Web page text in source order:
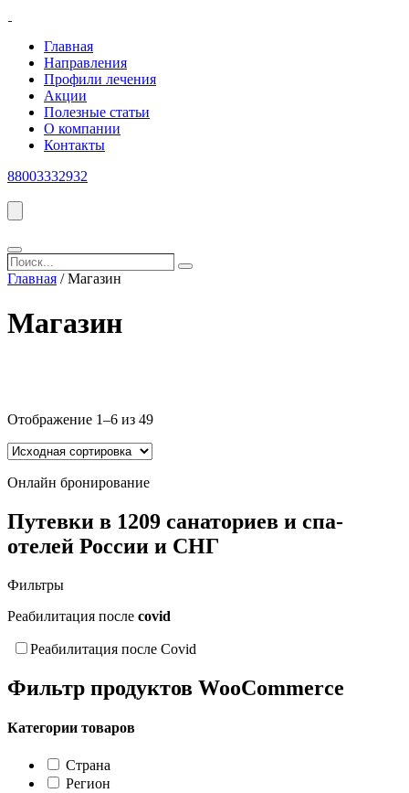
Главная
Направления
Профили лечения
Акции
Полезные статьи
О компании
Контакты
88003332932
Поиск...
Search
Главная / Магазин
Магазин
Страна
Регион
Месторасположение
Инфраструктура
Профиль лечения
Система питания
Отдых с детьми
Бассейны
Путешествую с CASHBACK
Отображение 1–6 из 49
Онлайн бронирование
Путевки в 1209 санаториев и спа-
отелей России и СНГ
Фильтры
Реабилитация после covid
Реабилитация после Covid
Фильтр продуктов WooCommerce
Категории товаров
Страна
Регион